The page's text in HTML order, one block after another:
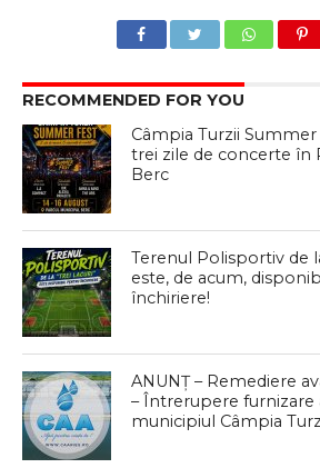
RECOMMENDED FOR YOU
Câmpia Turzii
trei zile de concerte în
Berc
Terenul Polisportiv de
este, de acum,
închiriere!
ANUNȚ – Remediere
– Întrerupere
municipiul Câmpia